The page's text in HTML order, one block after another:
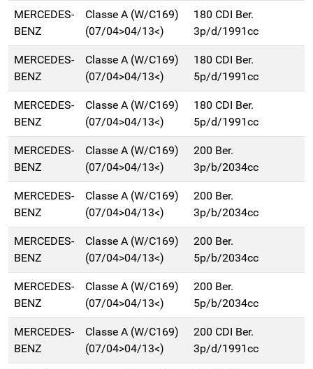
MERCEDES-
BENZ
Classe A (W/C169)
(07/04>04/13<)
180 CDI Ber.
3p/d/1991cc
MERCEDES-
BENZ
Classe A (W/C169)
(07/04>04/13<)
180 CDI Ber.
5p/d/1991cc
MERCEDES-
BENZ
Classe A (W/C169)
(07/04>04/13<)
180 CDI Ber.
5p/d/1991cc
MERCEDES-
BENZ
Classe A (W/C169)
(07/04>04/13<)
200 Ber.
3p/b/2034cc
MERCEDES-
BENZ
Classe A (W/C169)
(07/04>04/13<)
200 Ber.
3p/b/2034cc
MERCEDES-
BENZ
Classe A (W/C169)
(07/04>04/13<)
200 Ber.
5p/b/2034cc
MERCEDES-
BENZ
Classe A (W/C169)
(07/04>04/13<)
200 Ber.
5p/b/2034cc
MERCEDES-
BENZ
Classe A (W/C169)
(07/04>04/13<)
200 CDI Ber.
3p/d/1991cc